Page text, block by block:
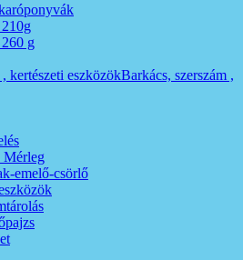
g
Barkács, szerszám ,
emelő-csörlő